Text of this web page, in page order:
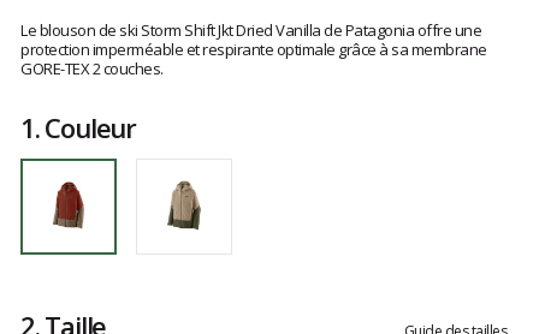
DVL-
S
S
avis
clients
Le blouson de ski Storm Shift Jkt Dried Vanilla de Patagonia offre une
protection imperméable et respirante optimale grâce à sa membrane
GORE-TEX 2 couches.
1.Couleur
2.Taille